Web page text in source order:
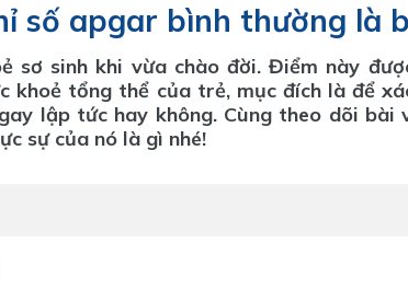
số apgar bình thường là
sơ sinh khi vừa chào đời. Điểm này
khoẻ tổng thể của trẻ, mục đích là để
lập tức hay không. Cùng theo dõi bài
sự của nó là gì nhé!